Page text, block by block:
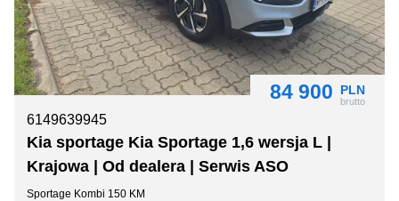
84 900 PLN
brutto
6149639945
Kia sportage Kia Sportage 1,6 wersja L |
Krajowa | Od dealera | Serwis ASO
Sportage Kombi 150 KM